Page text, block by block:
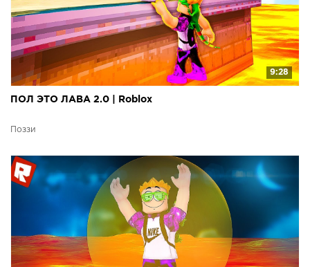
9:28
ПОЛ ЭТО ЛАВА 2.0 | Roblox
Поззи